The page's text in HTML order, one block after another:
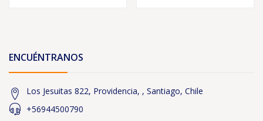
ENCUÉNTRANOS
Los Jesuitas 822, Providencia, , Santiago, Chile
+56944500790